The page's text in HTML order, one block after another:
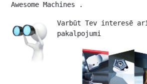
Awesome Machines .
Varbūt Tev interesē
pakalpojumi